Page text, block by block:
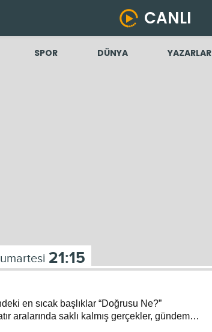
CANLI
SPOR DÜNYA YAZARLAR
21:15
en sıcak başlıklar “Doğrusu Ne?”
aralarında saklı kalmış gerçekler, gündemin
masaya yatırılıyor.